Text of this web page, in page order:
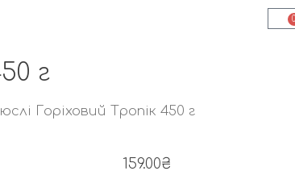
г
Горіховий Тропік 450 г
159.00₴